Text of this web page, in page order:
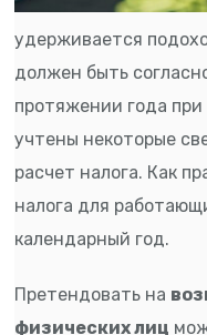
удерживается
должен быть
протяжении года
учтены некоторые
расчет налога. Как
налога для
календарный год.
Претендовать на
физических лиц